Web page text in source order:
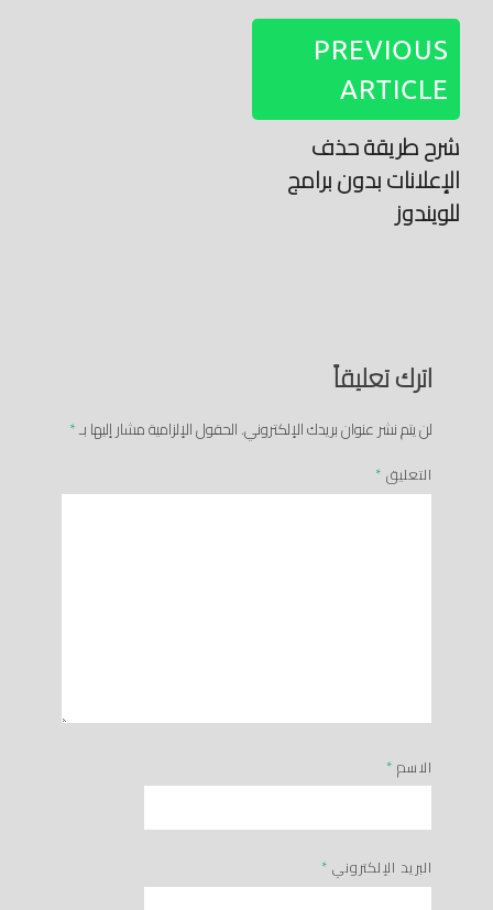
PREVIOUS
ARTICLE
شرح طريقة حذف
الإعلانات بدون برامج
للويندوز
اترك تعليقاً
لن يتم نشر عنوان بريدك الإلكتروني.الحقول الإلزامية مشار إليها بـ*
التعليق *
الاسم *
البريد الإلكتروني *